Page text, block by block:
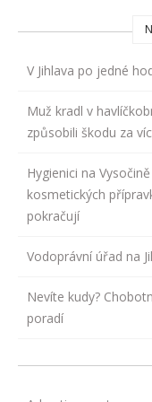
V Jihlava po jedné
Muž kradl v
způsobili škodu za
Hygienici na
kosmetických
pokračují
Vodoprávní úřad na
Nevíte kudy?
poradí